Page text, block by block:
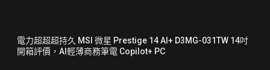
電力超超超持久 MSI 微星 Prestige 14 AI+ D3MG-031TW 14吋
開箱評價，AI輕薄商務筆電 Copilot+ PC